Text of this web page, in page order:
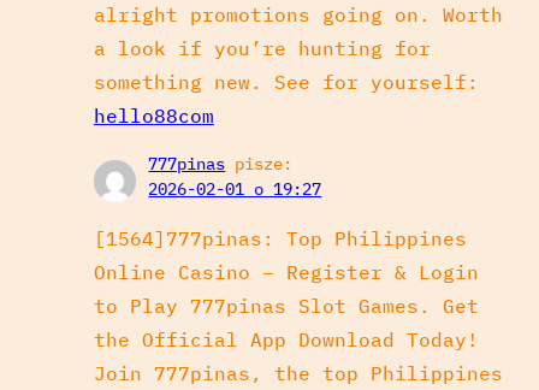
alright promotions going on. Worth
a look if you’re hunting for
something new. See for yourself:
hello88com
777pinas pisze:
2026-02-01 o 19:27
[1564]777pinas: Top Philippines
Online Casino – Register & Login
to Play 777pinas Slot Games. Get
the Official App Download Today!
Join 777pinas, the top Philippines